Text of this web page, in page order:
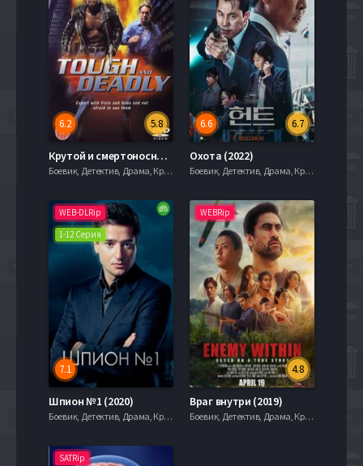
5.8
6.2
Крутой и смертоносный (1995)
Боевик, Детектив, Драма, Криминал, Приключения, Триллеры, serial.mob
6.7
6.6
Охота (2022)
Боевик, Детектив, Драма, Криминал, Приключения, Триллеры, serial.mob
WEB-DLRip
1-12 Серия
7.1
Шпион №1 (2020)
Боевик, Детектив, Драма, Криминал, Приключения, Триллеры, serial.mob
WEBRip
4.8
Враг внутри (2019)
Боевик, Детектив, Драма, Криминал, Приключения, Триллеры, serial.mob
SATRip